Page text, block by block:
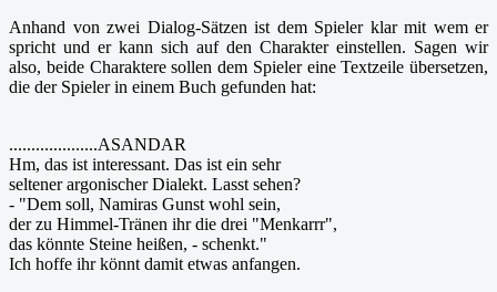
Anhand von zwei Dialog-Sätzen ist dem Spieler klar mit wem er
spricht und er kann sich auf den Charakter einstellen. Sagen wir
also, beide Charaktere sollen dem Spieler eine Textzeile übersetzen,
die der Spieler in einem Buch gefunden hat:
....................ASANDAR
Hm, das ist interessant. Das ist ein sehr
seltener argonischer Dialekt. Lasst sehen?
- "Dem soll, Namiras Gunst wohl sein,
der zu Himmel-Tränen ihr die drei "Menkarrr",
das könnte Steine heißen, - schenkt."
Ich hoffe ihr könnt damit etwas anfangen.